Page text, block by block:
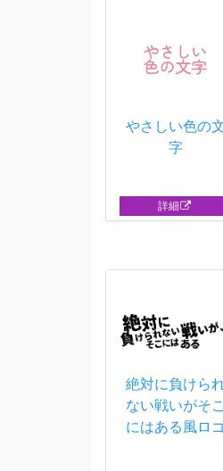
やさしい色の
字
詳細
絶対に負けら
ない戦いがそこ
にはある風ロ